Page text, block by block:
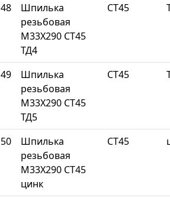
48
Шпилька
резьбовая
М33Х290 СТ45
ТД4
СТ45
49
Шпилька
резьбовая
М33Х290 СТ45
ТД5
СТ45
50
Шпилька
резьбовая
М33Х290 СТ45
цинк
СТ45